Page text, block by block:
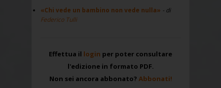
«Chi vede un bambino non vede nulla» - di
Federico Tulli
Effettua il login per poter consultare
l'edizione in formato PDF.
Non sei ancora abbonato? Abbonati!